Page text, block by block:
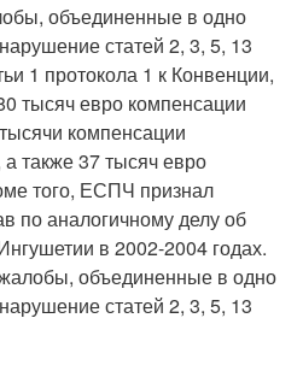
объединенные в одно
статей 2, 3, 5, 13
1 протокола 1 к Конвенции,
тысяч евро компенсации
компенсации
также 37 тысяч евро
того, ЕСПЧ признал
по аналогичному делу об
в 2002-2004 годах.
объединенные в одно
статей 2, 3, 5, 13